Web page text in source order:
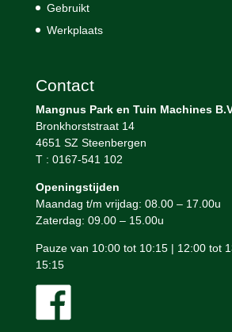
Gebruikt
Werkplaats
Contact
Mangnus Park en Tuin Machines
Bronkhorststraat 14
4651 SZ Steenbergen
T : 0167-541 102
Openingstijden
Maandag t/m vrijdag: 08.00 – 17.00u
Zaterdag: 09.00 – 15.00u
Pauze van 10:00 tot 10:15 | 12:00 tot
15:15